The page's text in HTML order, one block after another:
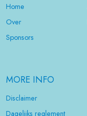
Home
Over
Sponsors
MORE INFO
Disclaimer
Dagelijks reglement